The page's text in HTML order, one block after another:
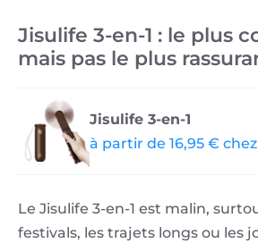
Jisulife 3-en-1 : le plus
mais pas le plus
Jisulife 3-en-1
à partir de 16,95 €
Le Jisulife 3-en-1 est malin,
festivals, les trajets longs ou les